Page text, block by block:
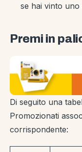
se hai vinto uno
Premi in
Di seguito una
Promozionati
corrispondente: